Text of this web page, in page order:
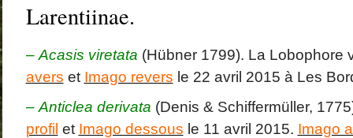
Larentiinae.
– Acasis viretata (Hübner 1799). La Lobophore
avers et Imago revers le 22 avril 2015 à Les
– Anticlea derivata (Denis & Schiffermüller,
profil et Imago dessous le 11 avril 2015. Imago